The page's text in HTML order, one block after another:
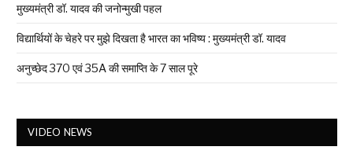
मुख्यमंत्री डॉ. यादव की जनोन्मुखी पहल
विद्यार्थियों के चेहरे पर मुझे दिखता है भारत का भविष्य : मुख्यमंत्री डॉ. यादव
अनुच्छेद 370 एवं 35A की समाप्ति के 7 साल पूरे
VIDEO NEWS